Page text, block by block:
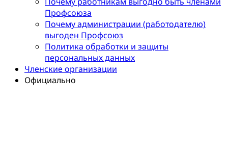
Профсоюза
Почему администрации (работодателю)
выгоден Профсоюз
Политика обработки и защиты
персональных данных
Членские организации
Официально